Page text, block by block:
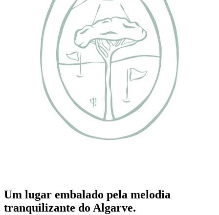
Um lugar embalado pela melodia
tranquilizante do Algarve.